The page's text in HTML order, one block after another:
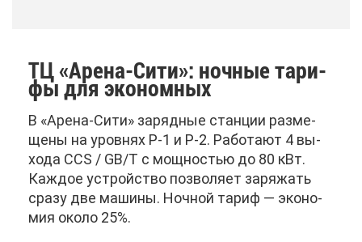
ТЦ «Аре­на-Си­ти»: ноч­ные та­ри­
фы для эко­ном­ных
В «Аре­на-Си­ти» за­ряд­ные стан­ции раз­ме­
ще­ны на уров­нях P-1 и P-2. Ра­бо­та­ют 4 вы­
хо­да CCS / GB/T с мощ­но­стью до 80 кВт.
Каж­дое устрой­ство поз­во­ля­ет за­ря­жать
сра­зу две ма­ши­ны. Ноч­ной та­риф — эко­но­
мия око­ло 25%.